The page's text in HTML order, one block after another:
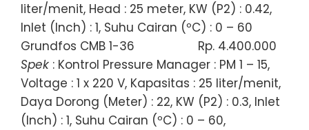
liter/menit, Head : 25 meter, KW (P2) : 0.42,
Inlet (Inch) : 1, Suhu Cairan (ºC) : 0 – 60
Grundfos CMB 1-36
Rp. 4.400.000
Spek : Kontrol Pressure Manager : PM 1 – 15,
Voltage : 1 x 220 V, Kapasitas : 25 liter/menit,
Daya Dorong (Meter) : 22, KW (P2) : 0.3, Inlet
(Inch) : 1, Suhu Cairan (ºC) : 0 – 60,